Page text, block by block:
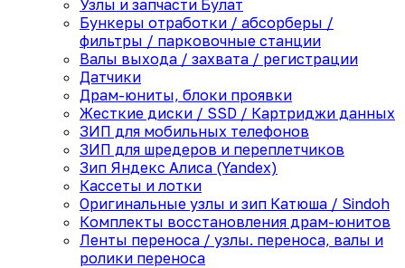
Узлы и запчасти Булат
Бункеры отработки / абсорберы /
фильтры / парковочные станции
Валы выхода / захвата / регистрации
Датчики
Драм-юниты, блоки проявки
Жесткие диски / SSD / Картриджи данных
ЗИП для мобильных телефонов
ЗИП для шредеров и переплетчиков
Зип Яндекс Алиса (Yandex)
Кассеты и лотки
Оригинальные узлы и зип Катюша / Sindoh
Комплекты восстановления драм-юнитов
Ленты переноса / узлы. переноса, валы и
ролики переноса